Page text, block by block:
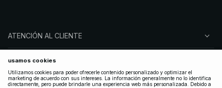
ATENCIÓN AL CLIENTE
SOBRE NA-KD
SÍGUENOS